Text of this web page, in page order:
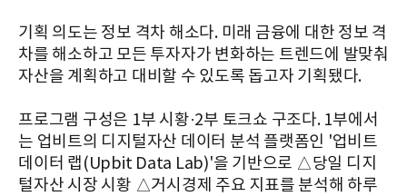
기획 의도는 정보 격차 해소다. 미래 금융에 대한 정보 격
차를 해소하고 모든 투자자가 변화하는 트렌드에 발맞춰
자산을 계획하고 대비할 수 있도록 돕고자 기획됐다.
프로그램 구성은 1부 시황·2부 토크쇼 구조다. 1부에서
는 업비트의 디지털자산 데이터 분석 플랫폼인 '업비트
데이터 랩(Upbit Data Lab)'을 기반으로 △당일 디지
털자산 시장 시황 △거시경제 주요 지표를 분석해 하루